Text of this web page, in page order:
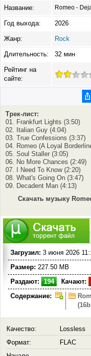
Название: Romeo -
Год выхода: 2026
Жанр: Rock
Длительность: 32 мин
Рейтинг на
сайте:
Трек-лист:
01. Frankfurt Lights (3:50)
02. Italian Guy (4:04)
03. True Confessions (3:37)
04. Romeo (A Loyal
05. Soul Staller (3:05)
06. No More Chances (2:49)
07. I Need To Know (2:20)
08. What's Going On (3:47)
09. Decadent Man (4:13)
Скачать музыку
Загрузил: 3 июня 2026
Размер: 227.50 MB
Раздают:
194 Качают:
Содержание:
Качество:
Lossless
Формат:
FLAC